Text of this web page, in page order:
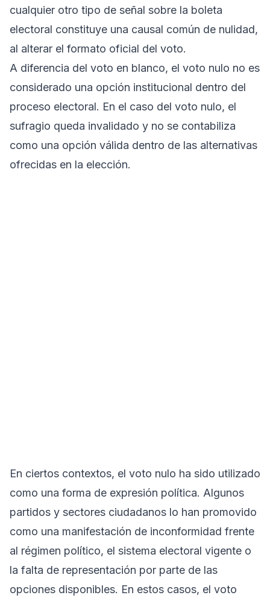
cualquier otro tipo de señal sobre la boleta
electoral constituye una causal común de nulidad,
al alterar el formato oficial del voto.
A diferencia del voto en blanco, el voto nulo no es
considerado una opción institucional dentro del
proceso electoral. En el caso del voto nulo, el
sufragio queda invalidado y no se contabiliza
como una opción válida dentro de las alternativas
ofrecidas en la elección.
En ciertos contextos, el voto nulo ha sido utilizado
como una forma de expresión política. Algunos
partidos y sectores ciudadanos lo han promovido
como una manifestación de inconformidad frente
al régimen político, el sistema electoral vigente o
la falta de representación por parte de las
opciones disponibles. En estos casos, el voto